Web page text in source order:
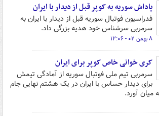
پاداش سوریه به کوپر قبل از دیدار با ایران
فدراسیون فوتبال سوریه قبل از دیدار با ایران به
سرمربی سرشناس خود هدیه بزرگی داد.
۸ بهمن ۰۲ - ۱۲:۰۶
کری خوانی خاص کوپر برای ایران
سرمربی تیم ملی فوتبال سوریه از آمادگی تیمش
برای دیدار حساس با ایران در یک هشتم نهایی جام
آورد.